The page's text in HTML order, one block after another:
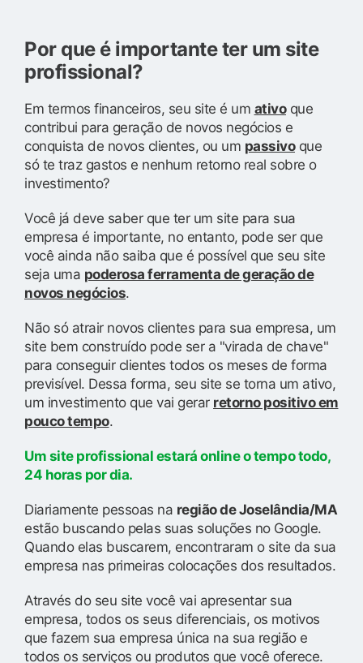
Por que é importante ter um site
profissional?
Em termos financeiros, seu site é um ativoque
contribui para geração de novos negócios e
conquista de novos clientes, ou um passivoque
só te traz gastos e nenhum retorno real sobre o
investimento?
Você já deve saber que ter um site para sua
empresa é importante, no entanto, pode ser que
você ainda não saiba que é possível que seu site
seja uma poderosa ferramenta de geração de
novos negócios.
Não só atrair novos clientes para sua empresa, um
site bem construído pode ser a "virada de chave"
para conseguir clientes todos os meses de forma
previsível. Dessa forma, seu site se torna um ativo,
um investimento que vai gerar retorno positivo em
pouco tempo.
Um site profissional estará online o tempo todo,
24 horas por dia.
Diariamente pessoas na região de Joselândia/MA
estão buscando pelas suas soluções no Google.
Quando elas buscarem, encontraram o site da sua
empresa nas primeiras colocações dos resultados.
Através do seu site você vai apresentar sua
empresa, todos os seus diferenciais, os motivos
que fazem sua empresa única na sua região e
todos os serviços ou produtos que você oferece.